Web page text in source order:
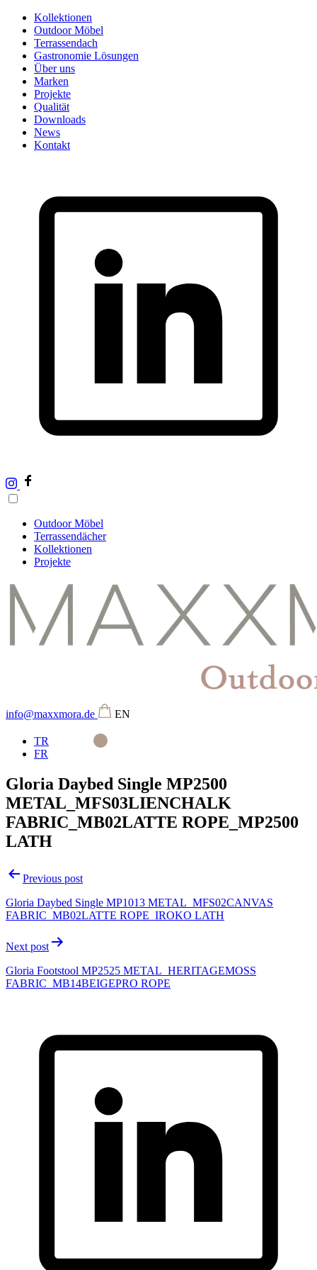
Skip
content
Kollektionen
Outdoor Möbel
Terrassendach
Gastronomie Lösungen
Über uns
Marken
Projekte
Qualität
Downloads
News
Kontakt
Outdoor Möbel
Terrassendächer
Kollektionen
Projekte
info@maxxmora.de EN
TR
FR
Gloria Daybed Single MP2500
METAL_MFS03LIENCHALK
FABRIC_MB02LATTE ROPE_MP2500
LATH
Beitragsnavigation
Previous post
Gloria Daybed Single MP1013 METAL_MFS02CANVAS
FABRIC_MB02LATTE ROPE_IROKO LATH
Next post
Gloria Footstool MP2525 METAL_HERITAGEMOSS
FABRIC_MB14BEIGEPRO ROPE